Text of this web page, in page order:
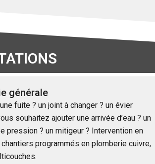
générale
fuite ? un joint à changer ? un évier
souhaitez ajouter une arrivée d’eau ? un
pression ? un mitigeur ? Intervention en
programmés en plomberie cuivre,